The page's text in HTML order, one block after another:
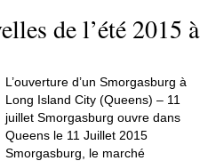
de l’été 2015 à
L’ouverture d’un Smorgasburg à
Long Island City (Queens) – 11
juillet Smorgasburg ouvre dans
Queens le 11 Juillet 2015
Smorgasburg, le marché